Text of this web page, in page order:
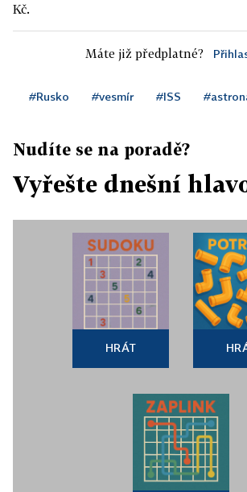
Kč.
Máte již předplatné?
#Rusko #vesmír #ISS
Nudíte se na poradě?
Vyřešte dnešní
HRÁT